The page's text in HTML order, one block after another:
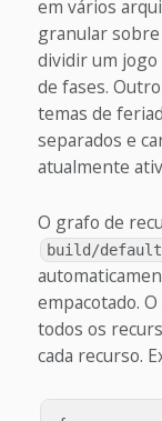
em vários
granular
dividir um jogo
de fases.
temas de
separados e
atualmente
O grafo de
build/
empacotado.
todos os
cada recurso.